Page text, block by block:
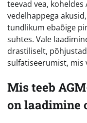
teevad vea,
vedelhappega
tundlikum ebaõige
suhtes. Vale
drastiliselt,
sulfatiseerumist, mis
Mis teeb
on laadimine